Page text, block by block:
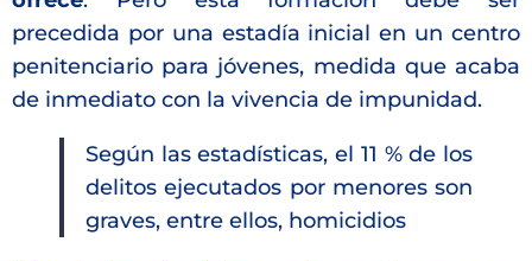
precedida por una estadía inicial en un centro
penitenciario para jóvenes, medida que acaba
de inmediato con la vivencia de impunidad.
Según las estadísticas, el 11 % de los
delitos ejecutados por menores son
graves, entre ellos, homicidios